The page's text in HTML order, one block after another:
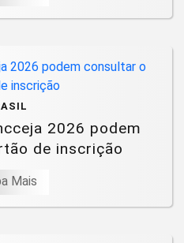
2026 podem
de inscrição
Mais